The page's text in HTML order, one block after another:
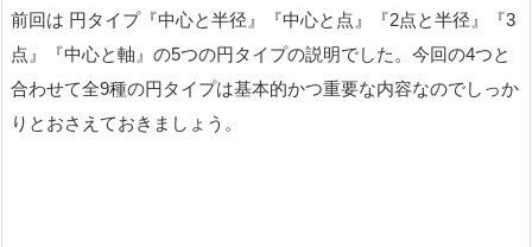
前回は 円タイプ『中心と半径』『中心と点』『2点と半径』『3
点』『中心と軸』の5つの円タイプの説明でした。今回の4つと
合わせて全9種の円タイプは基本的かつ重要な内容なのでしっか
りとおさえておきましょう。